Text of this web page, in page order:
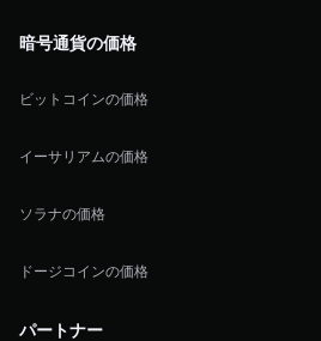
暗号通貨の価格
ビットコインの価格
イーサリアムの価格
ソラナの価格
ドージコインの価格
パートナー